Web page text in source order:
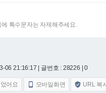
특수문자는 자제해주세요.
06 21:16:17 | 글번호 : 28226 | 0
어요  모바일화면  URL 복